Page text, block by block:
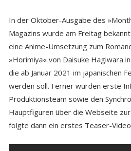
In der Oktober-Ausgabe des
Magazins wurde am Freitag
eine Anime-Umsetzung zum
»Horimiya« von Daisuke Hagiwara
die ab Januar 2021 im japanischen
werden soll. Ferner wurden erste
Produktionsteam sowie den
Hauptfiguren über die Webseite
folgte dann ein erstes Teaser-